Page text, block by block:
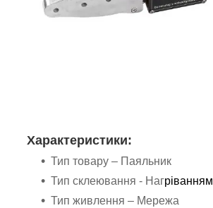
Характеристики:
Тип товару – Паяльник
Тип склеювання - Нагріванням
Тип живлення – Мережа